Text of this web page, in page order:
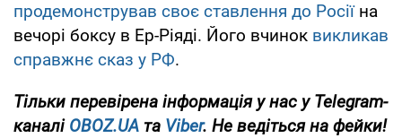
продемонстрував своє ставлення до Росіїна
вечорі боксу в Ер-Ріяді. Його вчинок викликав
справжнє сказ у РФ.
Тільки перевірена інформація у нас у Telegram-
каналі OBOZ.UA та Viber. Не ведіться на фейки!